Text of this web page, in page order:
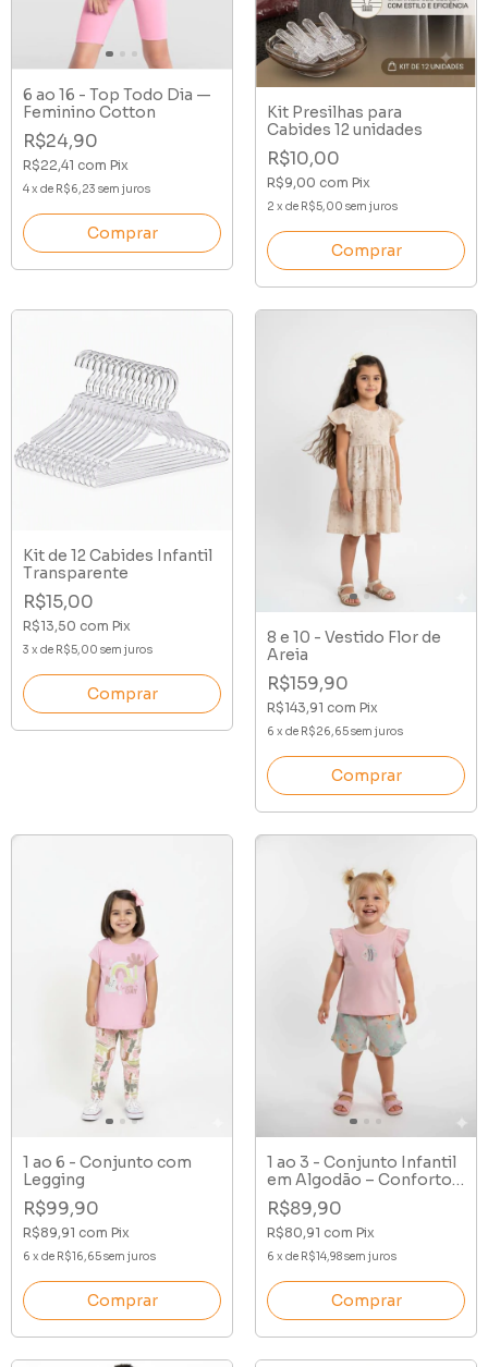
6 ao 16 - Top Todo Dia —
Feminino Cotton
R$24,90
R$22,41 com Pix
4x de R$6,23 sem juros
Comprar
Kit Presilhas para
Cabides 12 unidades
R$10,00
R$9,00 com Pix
2 x de R$5,00 sem juros
Kit de 12 Cabides Infantil
Transparente
R$15,00
R$13,50 com Pix
3 x de R$5,00 sem juros
8 e 10 - Vestido Flor de
Areia
R$159,90
R$143,91 com Pix
6 x de R$26,65sem juros
Comprar
1 ao 6 - Conjunto com
Legging
R$99,90
R$89,91 com Pix
6 x de R$16,65sem juros
Comprar
1 ao 3 - Conjunto Infantil
em Algodão – Conforto
para Meninas
R$89,90
R$80,91 com Pix
6 x de R$14,98sem juros
Comprar